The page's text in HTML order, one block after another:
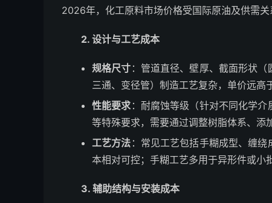
2026年，化工原料市场价格受国际原油及供需
2. 设计与工艺成本
规格尺寸 ：管道直径、壁厚、截面形状（
三通、变径管）制造工艺复杂，单价远高
性能要求 ：耐腐蚀等级（针对不同化学
等特殊要求，需要通过调整树脂体系、添
工艺方法 ：常见工艺包括手糊成型、缠
本相对可控；手糊工艺多用于异形件或小
3. 辅助结构与安装成本